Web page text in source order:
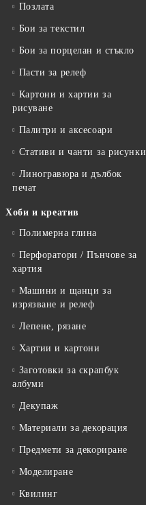
Позлата
Бои за текстил
Бои за порцелан и стъкло
Пасти за релеф
Картони и хартии за
рисуване
Палитри и аксесоари
Стативи и чанти за рисунки
Линогравюра и дълбок
печат
Хоби и креатив
Полимерна глина
Перфоратори / Пънчове за
хартия
Машини и щанци за
изрязване и релеф
Лепене, рязане
Хартии и картони
Заготовки за скрапбук
албуми
Декупаж
Материали за декорация
Предмети за декориране
Моделиране
Квилинг